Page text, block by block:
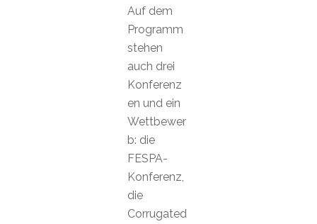
Auf dem
Programm
stehen
auch drei
Konferenz
en und ein
Wettbewer
b: die
FESPA-
Konferenz,
die
Corrugated